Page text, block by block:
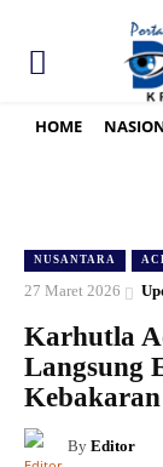
HOME
NUSANTARA
27 Maret 2026
Karhutla
Langsung
By Editor